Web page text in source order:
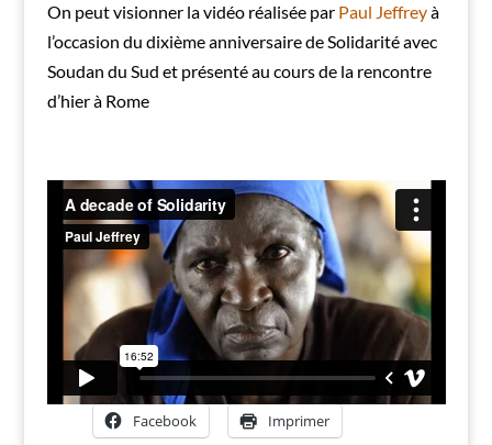
On peut visionner la vidéo réalisée par Paul Jeffreyà
l’occasion du dixième anniversaire de Solidarité avec
Soudan du Sud et présenté au cours de la rencontre
d’hier à Rome
Facebook Imprimer